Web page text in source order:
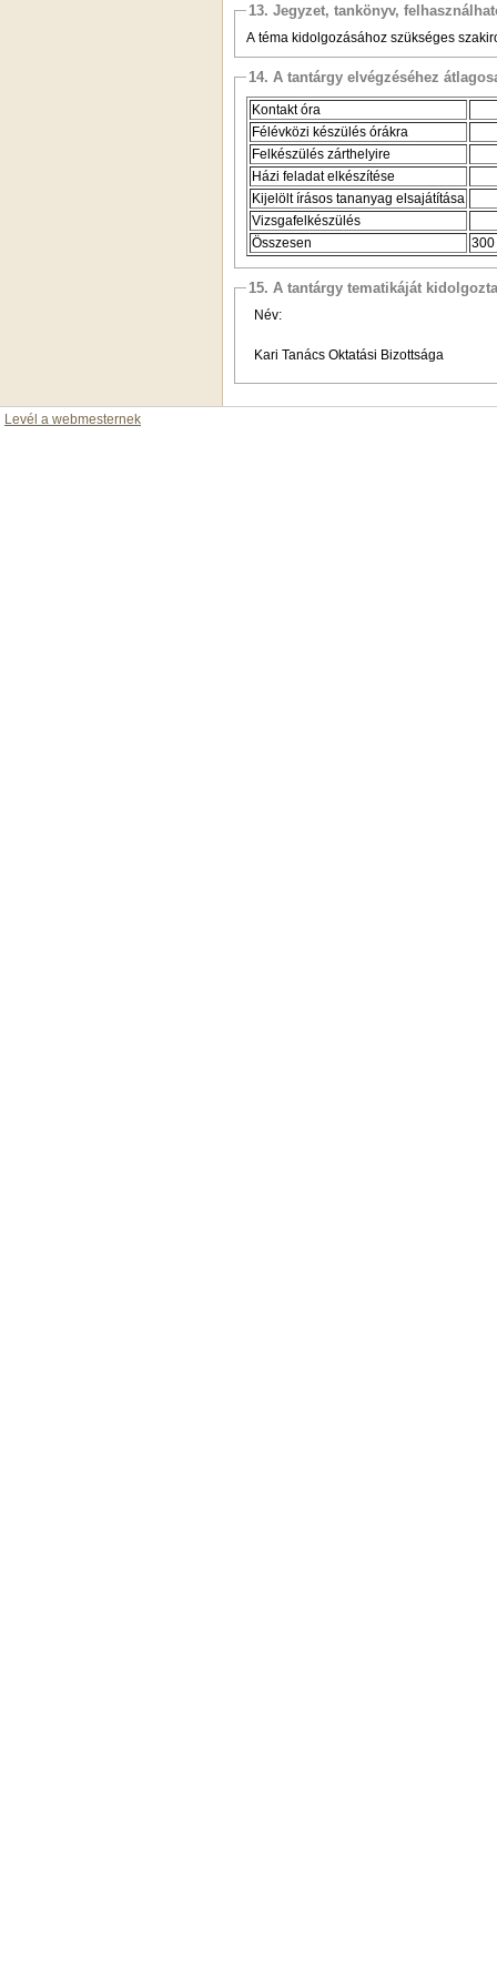
13. Jegyzet, tankönyv,
A téma kidolgozásához szükséges
14. A tantárgy elvégzéséhez
Kontakt óra
Félévközi készülés órákra
Felkészülés zárthelyire
Házi feladat elkészítése
Kijelölt írásos tananyag elsajátítása
Vizsgafelkészülés
Összesen
300
15. A tantárgy tematikáját kidolgozta
Név:
Kari Tanács Oktatási Bizottsága
Levél a webmesternek